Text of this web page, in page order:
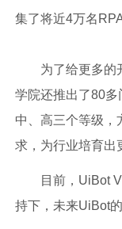
集了将近4万名
为了给更多的开
学院还推出了80多
中、高三个等级，
求，为行业培育出
目前，UiBot
持下，未来UiBot